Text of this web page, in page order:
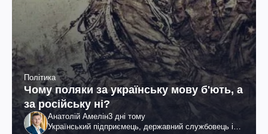
Політика
Чому поляки за українську мову б'ють, а
за російську ні?
Анатолій Амелін3 дні тому
Український підприємець, державний службовець і